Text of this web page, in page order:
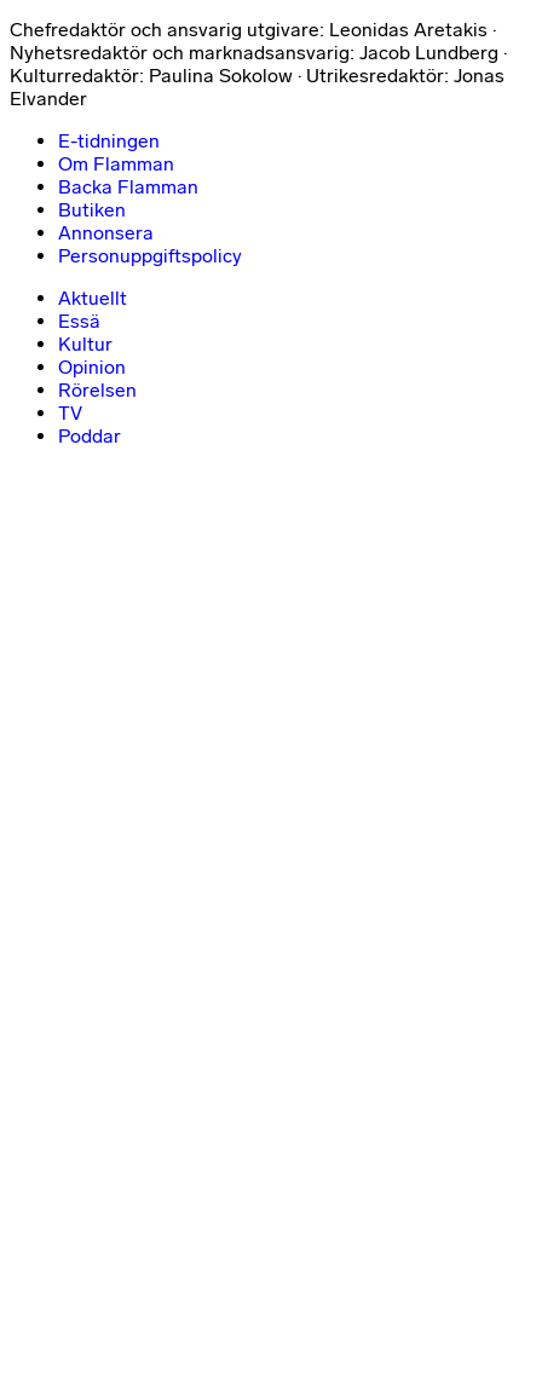
Chefredaktör och ansvarig utgivare: Leonidas Aretakis ·
Nyhetsredaktör och marknadsansvarig: Jacob Lundberg ·
Kulturredaktör: Paulina Sokolow · Utrikesredaktör: Jonas
Elvander
E-tidningen
Om Flamman
Backa Flamman
Butiken
Annonsera
Personuppgiftspolicy
Aktuellt
Essä
Kultur
Opinion
Rörelsen
TV
Poddar